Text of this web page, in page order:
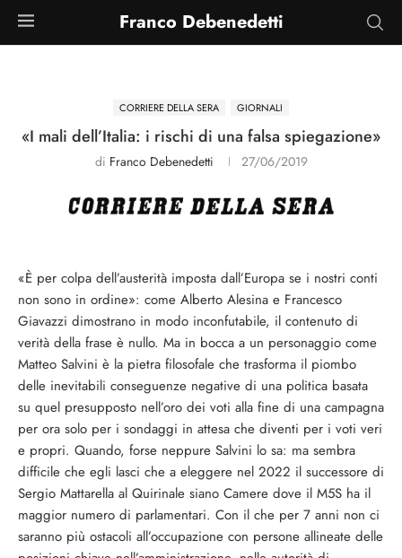
Franco Debenedetti
CORRIERE DELLA SERA GIORNALI
«I mali dell’Italia: i rischi di una falsa spiegazione»
di Franco Debenedetti 27/06/2019
«È per colpa dell’austerità imposta dall’Europa se i nostri conti
non sono in ordine»: come Alberto Alesina e Francesco
Giavazzi dimostrano in modo inconfutabile, il contenuto di
verità della frase è nullo. Ma in bocca a un personaggio come
Matteo Salvini è la pietra filosofale che trasforma il piombo
delle inevitabili conseguenze negative di una politica basata
su quel presupposto nell’oro dei voti alla fine di una campagna
per ora solo per i sondaggi in attesa che diventi per i voti veri
e propri. Quando, forse neppure Salvini lo sa: ma sembra
difficile che egli lasci che a eleggere nel 2022 il successore di
Sergio Mattarella al Quirinale siano Camere dove il M5S ha il
maggior numero di parlamentari. Con il che per 7 anni non ci
saranno più ostacoli all’occupazione con persone allineate delle